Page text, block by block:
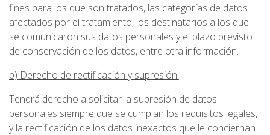
fines para los que son tratados, las categorías de datos
afectados por el tratamiento, los destinatarios a los que
se comunicaron sus datos personales y el plazo previsto
de conservación de los datos, entre otra información.
b) Derecho de rectificación y supresión:
Tendrá derecho a solicitar la supresión de datos
personales siempre que se cumplan los requisitos legales,
y la rectificación de los datos inexactos que le conciernan